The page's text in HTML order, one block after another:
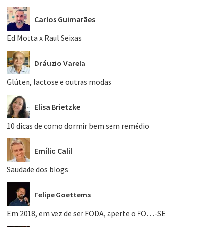
Carlos Guimarães
Ed Motta x Raul Seixas
Dráuzio Varela
Glúten, lactose e outras modas
Elisa Brietzke
10 dicas de como dormir bem sem remédio
Emílio Calil
Saudade dos blogs
Felipe Goettems
Em 2018, em vez de ser FODA, aperte o FO…-SE